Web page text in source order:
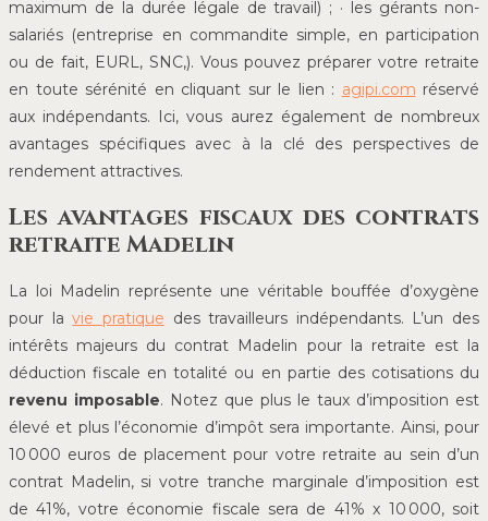
maximum de la durée légale de travail) ; · les gérants non-
salariés (entreprise en commandite simple, en participation
ou de fait, EURL, SNC,). Vous pouvez préparer votre retraite
en toute sérénité en cliquant sur le lien : agipi.com réservé
aux indépendants. Ici, vous aurez également de nombreux
avantages spécifiques avec à la clé des perspectives de
rendement attractives.
Les avantages fiscaux des contrats
retraite Madelin
La loi Madelin représente une véritable bouffée d’oxygène
pour lavie pratique des travailleurs indépendants. L’un des
intérêts majeurs du contrat Madelin pour la retraite est la
déduction fiscale en totalité ou en partie des cotisations du
revenu imposable. Notez que plus le taux d’imposition est
élevé et plus l’économie d’impôt sera importante. Ainsi, pour
10 000 euros de placement pour votre retraite au sein d’un
contrat Madelin, si votre tranche marginale d’imposition est
de 41%, votre économie fiscale sera de 41% x 10 000, soit